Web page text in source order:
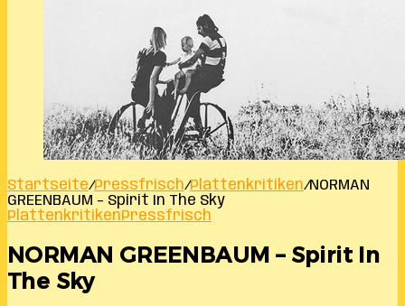
Startseite/Pressfrisch/Plattenkritiken/NORMAN
GREENBAUM – Spirit In The Sky
PlattenkritikenPressfrisch
NORMAN GREENBAUM – Spirit In
The Sky